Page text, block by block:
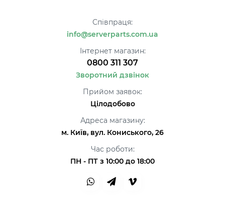
Співпраця:
info@serverparts.com.ua
Інтернет магазин:
0800 311 307
Зворотний дзвінок
Прийом заявок:
Цілодобово
Адреса магазину:
м. Київ, вул. Кониського, 26
Час роботи:
ПН - ПТ з 10:00 до 18:00